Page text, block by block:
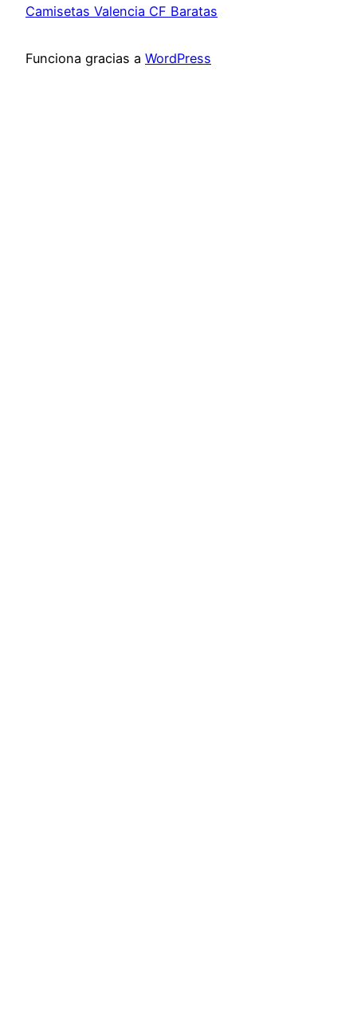
Camisetas Valencia CF Baratas
Funciona gracias a WordPress